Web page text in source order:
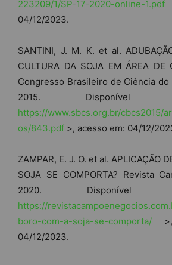
223209/1/SP-17-2020-online-1.pdf
04/12/2023.
SANTINI, J. M. K. et al.
CULTURA DA SOJA EM ÁREA DE
Congresso Brasileiro de Ciência do
2015.
https://www.sbcs.org.br/cbcs2015/
os/843.pdf >, acesso em: 04/12/
ZAMPAR, E. J. O. et al. APLICAÇÃO
SOJA SE COMPORTA? Revista
2020.
https://
boro-com-a-soja-se-comporta/ >,
04/12/2023.